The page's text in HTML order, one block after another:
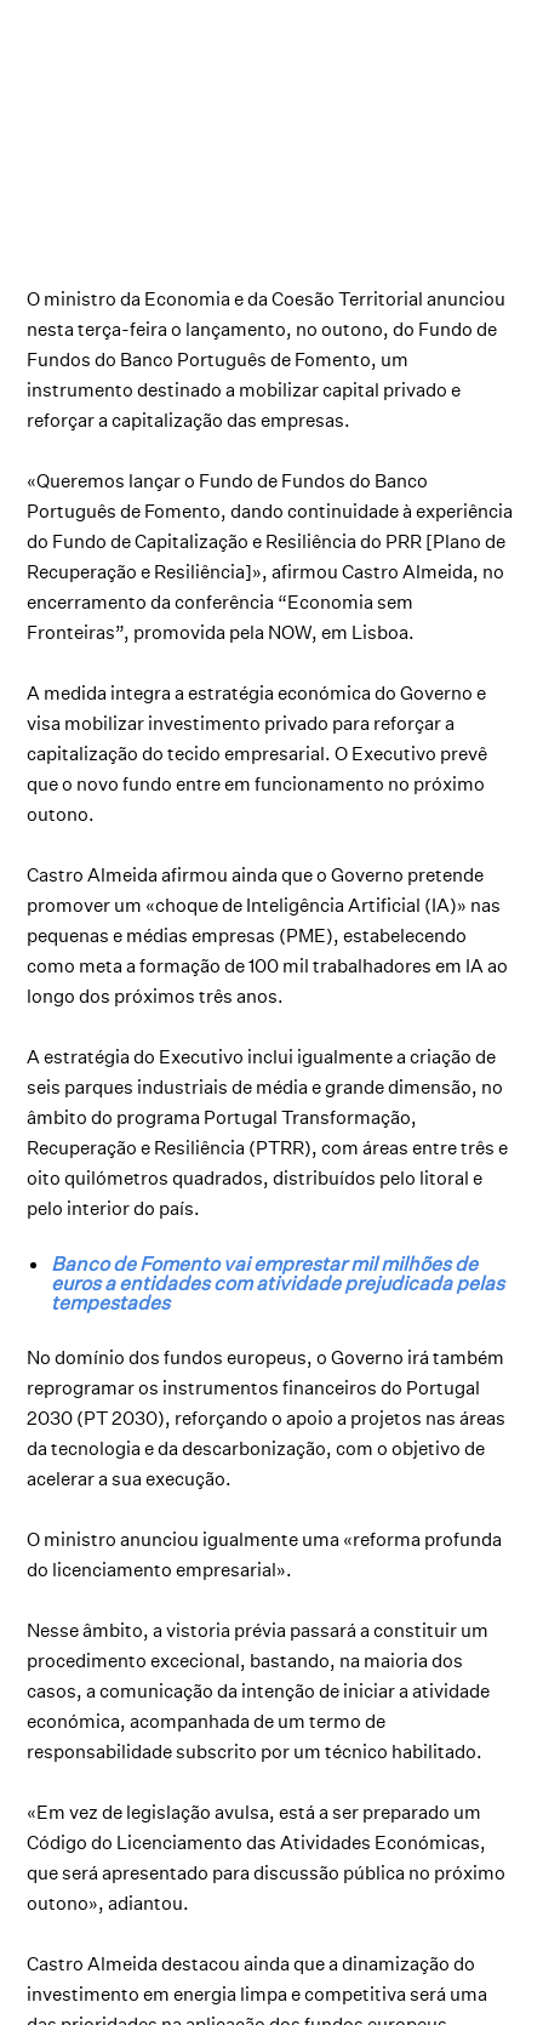
O ministro da Economia e da Coesão Territorial anunciou
nesta terça-feira o lançamento, no outono, do Fundo de
Fundos do Banco Português de Fomento, um
instrumento destinado a mobilizar capital privado e
reforçar a capitalização das empresas.
«Queremos lançar o Fundo de Fundos do Banco
Português de Fomento, dando continuidade à experiência
do Fundo de Capitalização e Resiliência do PRR [Plano de
Recuperação e Resiliência]», afirmou Castro Almeida, no
encerramento da conferência “Economia sem
Fronteiras”, promovida pela NOW, em Lisboa.
A medida integra a estratégia económica do Governo e
visa mobilizar investimento privado para reforçar a
capitalização do tecido empresarial. O Executivo prevê
que o novo fundo entre em funcionamento no próximo
outono.
Castro Almeida afirmou ainda que o Governo pretende
promover um «choque de Inteligência Artificial (IA)» nas
pequenas e médias empresas (PME), estabelecendo
como meta a formação de 100 mil trabalhadores em IA ao
longo dos próximos três anos.
A estratégia do Executivo inclui igualmente a criação de
seis parques industriais de média e grande dimensão, no
âmbito do programa Portugal Transformação,
Recuperação e Resiliência (PTRR), com áreas entre três e
oito quilómetros quadrados, distribuídos pelo litoral e
pelo interior do país.
Banco de Fomento vai emprestar mil milhões de
euros a entidades com atividade prejudicada pelas
tempestades
No domínio dos fundos europeus, o Governo irá também
reprogramar os instrumentos financeiros do Portugal
2030 (PT 2030), reforçando o apoio a projetos nas áreas
da tecnologia e da descarbonização, com o objetivo de
acelerar a sua execução.
O ministro anunciou igualmente uma «reforma profunda
do licenciamento empresarial».
Nesse âmbito, a vistoria prévia passará a constituir um
procedimento excecional, bastando, na maioria dos
casos, a comunicação da intenção de iniciar a atividade
económica, acompanhada de um termo de
responsabilidade subscrito por um técnico habilitado.
«Em vez de legislação avulsa, está a ser preparado um
Código do Licenciamento das Atividades Económicas,
que será apresentado para discussão pública no próximo
outono», adiantou.
Castro Almeida destacou ainda que a dinamização do
investimento em energia limpa e competitiva será uma